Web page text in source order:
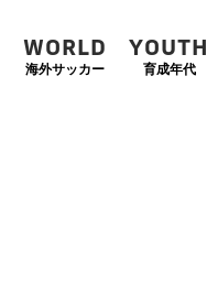
WORLD
海外サッカー
YOUTH
育成年代